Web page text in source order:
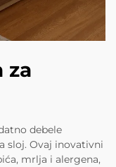
za
debele
sloj. Ovaj inovativni
mrlja i alergena,